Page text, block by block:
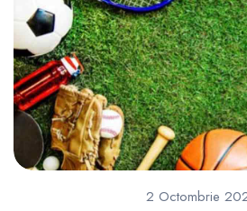
2 Octombrie